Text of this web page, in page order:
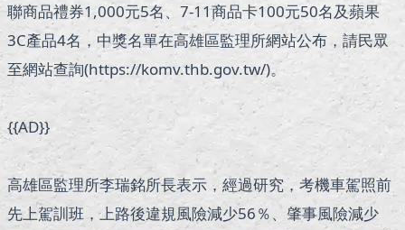
聯商品禮券1,000元5名、7-11商品卡100元50名及蘋果
3C產品4名，中獎名單在高雄區監理所網站公布，請民眾
至網站查詢(https://komv.thb.gov.tw/)。
{{AD}}
高雄區監理所李瑞銘所長表示，經過研究，考機車駕照前
先上駕訓班，上路後違規風險減少56％、肇事風險減少